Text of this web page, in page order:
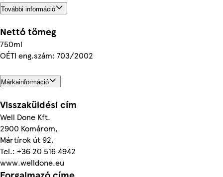
További információ
Nettó tömeg
750ml
OÉTI eng.szám: 703/2002
Márkainformáció
Visszaküldési cím
Well Done Kft.
2900 Komárom,
Mártírok út 92.
Tel.: +36 20 516 4942
www.welldone.eu